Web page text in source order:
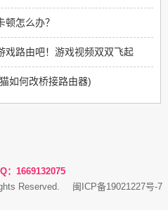
怎么办？
戏路由吧！游戏视频双双飞起
如何改桥接路由器)
：1669132075
Reserved. 闽ICP备19021227号-7